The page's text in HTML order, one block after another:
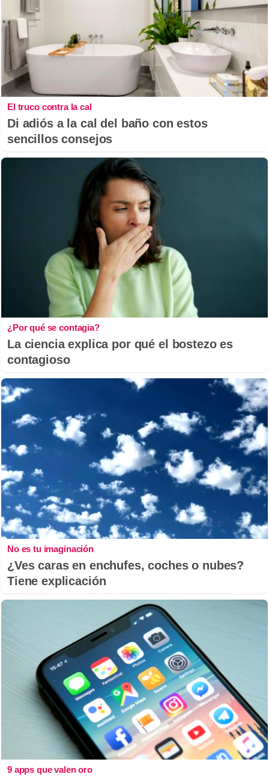
El truco contra la cal
Di adiós a la cal del baño con estos
sencillos consejos
¿Por qué se contagia?
La ciencia explica por qué el bostezo es
contagioso
No es tu imaginación
¿Ves caras en enchufes, coches o nubes?
Tiene explicación
9 apps que valen oro